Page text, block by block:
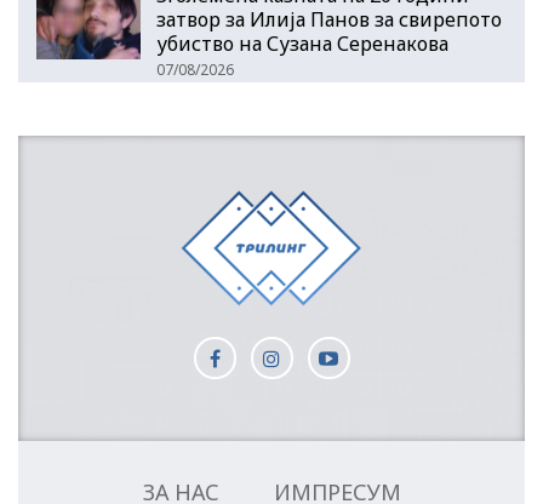
затвор за Илија Панов за свирепото
убиство на Сузана Серенакова
07/08/2026
ЗА НАС ИМПРЕСУМ